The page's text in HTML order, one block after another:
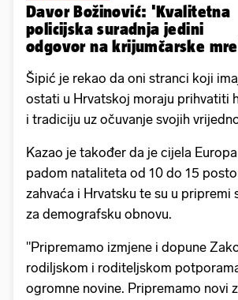
Davor Božinović: 'Kvalitetna
policijska suradnja jedini
odgovor na krijumčarske
Šipić je rekao da oni stranci koji
ostati u Hrvatskoj moraju prihvatiti
i tradiciju uz očuvanje svojih
Kazao je također da je cijela
padom nataliteta od 10 do 15
zahvaća i Hrvatsku te su u pripremi
za demografsku obnovu.
"Pripremamo izmjene i dopune
rodiljskom i roditeljskom
ogromne novine. Pripremamo novi